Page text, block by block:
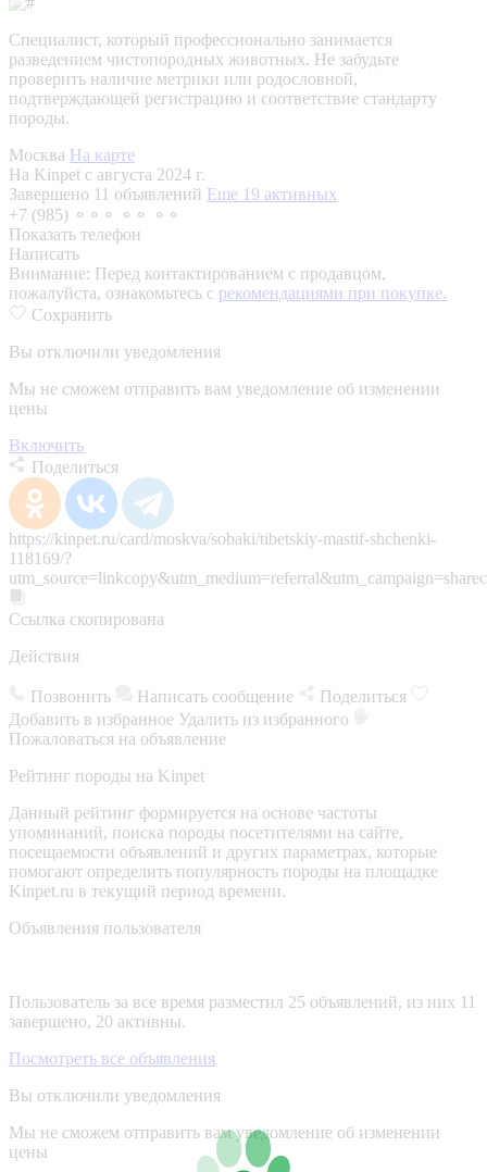
Специалист, который профессионально занимается
разведением чистопородных животных. Не забудьте
проверить наличие метрики или родословной,
подтверждающей регистрацию и соответствие стандарту
породы.
Москва На карте
На Kinpet c августа 2024 г.
Завершено 11 объявлений Еще 19 активных
+7 (985) ⚬⚬⚬ ⚬⚬ ⚬⚬
Показать телефон
Написать
Внимание: Перед контактированием с продавцом,
пожалуйста, ознакомьтесь с рекомендациями при покупке.
Сохранить
Вы отключили уведомления
Мы не сможем отправить вам уведомление об изменении
цены
Включить
Поделиться
https://kinpet.ru/card/moskva/sobaki/tibetskiy-mastif-shchenki-
118169/?
Ссылка скопирована
Действия
Позвонить Написать сообщение
Поделиться
Добавить в избранное Удалить из избранного
Пожаловаться на объявление
Рейтинг породы на Kinpet
Данный рейтинг формируется на основе частоты
упоминаний, поиска породы посетителями на сайте,
посещаемости объявлений и других параметрах, которые
помогают определить популярность породы на площадке
Kinpet.ru в текущий период времени.
Объявления пользователя
Пользователь за все время разместил 25 объявлений, из них 11
завершено, 20 активны.
Посмотреть все объявления
Вы отключили уведомления
Мы не сможем отправить вам уведомление об изменении
цены